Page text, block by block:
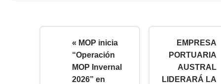
« MOP inicia
“Operación
MOP Invernal
2026” en
EMPRESA
PORTUARIA
AUSTRAL
LIDERARÁ LA